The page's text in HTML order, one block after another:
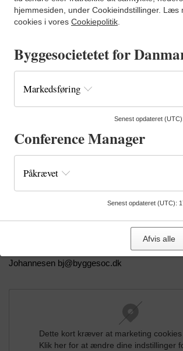
bl.a.Nanna Westerby Jensen, Jens Kramer
Frederik Møller Jensen, Signe Kongebro,
Jacobsen og mange flere.
PRAKTISK INFORMATION
Dato:Den 17. september
550 kr. ekskl. moms for medlemmer
Lisbet Fibiger
Johannesen bj@byggesoc.dk
Dette kort kræver at marketing
Klik her for at ændre dine indstillinger
hjemmesiden, under Cookieindstillinger. Læs
cookies i vores Cookiepolitik
Byggesocietetet for
Markedsføring
Senest opdateret (UTC)
Conference Manager
Påkrævet
Senest opdateret (UTC):
Afvis alle